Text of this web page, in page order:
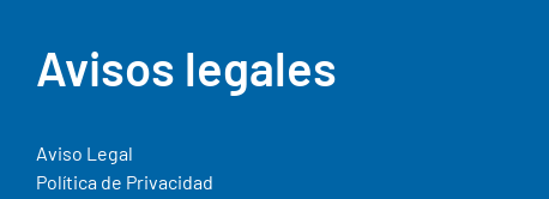
Avisos legales
Aviso Legal
Política de Privacidad